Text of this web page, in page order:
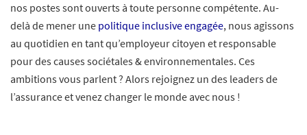
nos postes sont ouverts à toute personne compétente. Au-
delà de mener une politique inclusive engagée, nous agissons
au quotidien en tant qu’employeur citoyen et responsable
pour des causes sociétales & environnementales. Ces
ambitions vous parlent ? Alors rejoignez un des leaders de
l’assurance et venez changer le monde avec nous !